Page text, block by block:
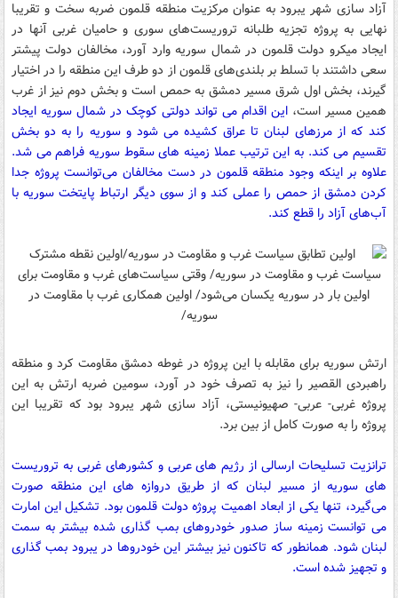
آزاد سازی شهر یبرود به عنوان مرکزیت منطقه قلمون ضربه سخت و تقریبا
نهایی به پروژه تجزیه طلبانه تروریست‌های سوری و حامیان غربی آنها در
ایجاد میکرو دولت قلمون در شمال سوریه وارد آورد، مخالفان دولت پیشتر
سعی داشتند با تسلط بر بلندی‌های قلمون از دو طرف این منطقه را در اختیار
گیرند، بخش اول شرق مسیر دمشق به حمص است و بخش دوم نیز از غرب
همین مسیر است، این اقدام می تواند دولتی کوچک در شمال سوریه ایجاد
کند که از مرزهای لبنان تا عراق کشیده می شود و سوریه را به دو بخش
تقسیم می کند. به این ترتیب عملا زمینه های سقوط سوریه فراهم می شد.
علاوه بر اینکه وجود منطقه قلمون در دست مخالفان می‌توانست پروژه جدا
کردن دمشق از حمص را عملی کند و از سوی دیگر ارتباط پایتخت سوریه با
آب‌های آزاد را قطع کند.
ارتش سوریه برای مقابله با این پروژه در غوطه دمشق مقاومت کرد و منطقه
راهبردی القصیر را نیز به تصرف خود در آورد، سومین ضربه ارتش به این
پروژه غربی- عربی- صهیونیستی، آزاد سازی شهر یبرود بود که تقریبا این
پروژه را به صورت کامل از بین برد.
ترانزیت تسلیحات ارسالی از رژیم های عربی و کشورهای غربی به تروریست
های سوریه از مسیر لبنان که از طریق دروازه های این منطقه صورت
می‌گیرد، تنها یکی از ابعاد اهمیت پروژه دولت قلمون بود. تشکیل این امارت
می توانست زمینه ساز صدور خودروهای بمب گذاری شده بیشتر به سمت
لبنان شود. همانطور که تاکنون نیز بیشتر این خودروها در یبرود بمب گذاری
و تجهیز شده است.